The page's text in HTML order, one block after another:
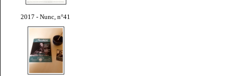
2017 - Nunc, n°41